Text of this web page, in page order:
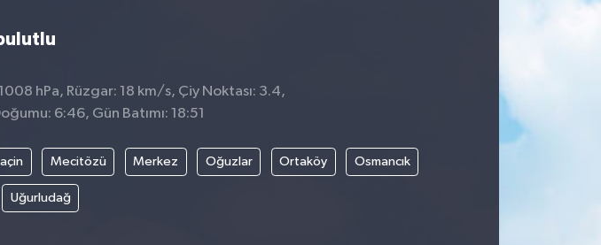
1008 hPa, Rüzgar: 18 km/s, Çiy Noktası: 3.4,
6:46, Gün Batımı: 18:51
Mecitözü Merkez Oğuzlar Ortaköy Osmancık
Uğurludağ